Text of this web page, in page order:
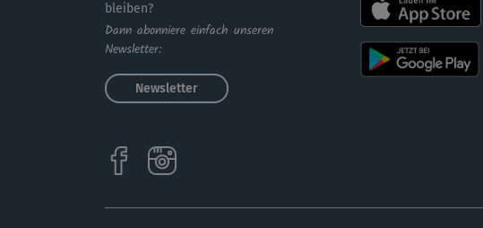
bleiben?
Dann abonniere einfach unseren
Newsletter:
Newsletter